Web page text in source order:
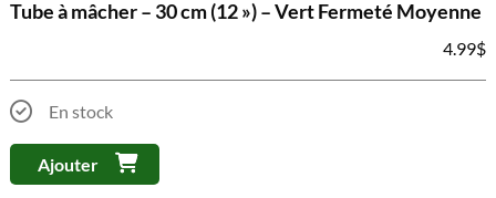
Tube à mâcher – 30 cm (12 ») – Vert Fermeté Moyenne
4.99$
En stock
Ajouter